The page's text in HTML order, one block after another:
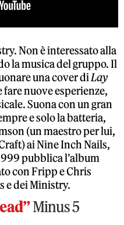
Non è interessato alla
la musica del gruppo. Il
una cover diLay
nuove esperienze,
Suona con un gran
e solo la batteria,
(un maestro per lui,
ai Nine Inch Nails,
pubblica l’album
con Fripp e Chris
e dei Ministry.
Minus 5